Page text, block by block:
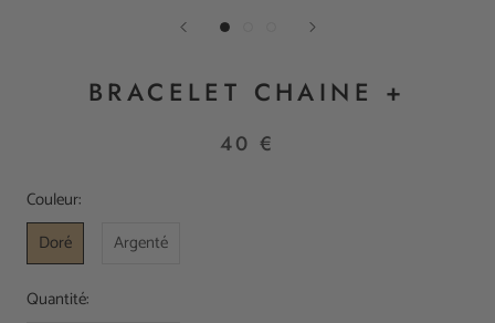
BRACELET CHAINE +
40 €
Couleur:
Doré
Argenté
Quantité: